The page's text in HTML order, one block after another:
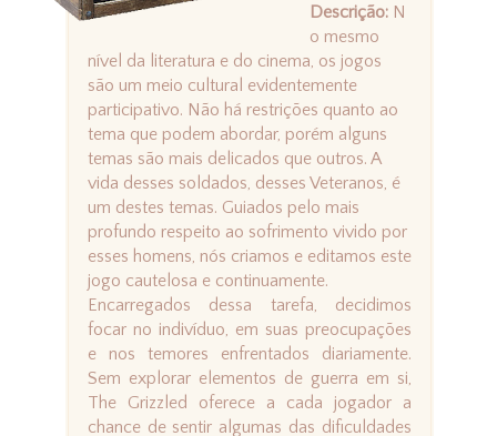
Descrição:N
o mesmo
nível da literatura e do cinema, os jogos
são um meio cultural evidentemente
participativo. Não há restrições quanto ao
tema que podem abordar, porém alguns
temas são mais delicados que outros. A
vida desses soldados, desses Veteranos, é
um destes temas. Guiados pelo mais
profundo respeito ao sofrimento vivido por
esses homens, nós criamos e editamos este
jogo cautelosa e continuamente.
Encarregados dessa tarefa, decidimos
focar no indivíduo, em suas preocupações
e nos temores enfrentados diariamente.
Sem explorar elementos de guerra em si,
The Grizzled oferece a cada jogador a
chance de sentir algumas das dificuldades